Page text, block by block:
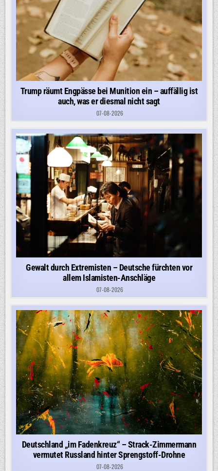
Trump räumt Engpässe bei Munition ein – auffällig ist
auch, was er diesmal nicht sagt
07-08-2026
Gewalt durch Extremisten – Deutsche fürchten vor
allem Islamisten-Anschläge
07-08-2026
Deutschland „im Fadenkreuz“ – Strack-Zimmermann
vermutet Russland hinter Sprengstoff-Drohne
07-08-2026